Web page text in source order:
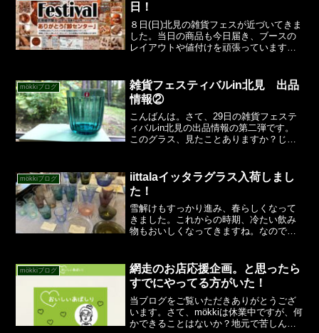
日！
８日(日)北見の雑貨フェスが近づいてきま
した。当日の商品も今日届き、ブースの
レイアウトや値付けを頑張っています。
年で閉鎖の為、この場所での開催は最後
となります。来年以降...
mökkiブログ
雑貨フェスティバルin北見 出品
情報②
こんばんは。さて、29日の雑貨フェステ
ィバルin北見の出品情報の第二弾です。
このグラス、見たことありますか？じつ
プルを見てひとめぼれ。なんとか3色ゲ
ッ...
mökkiブログ
iittalaイッタラグラス入荷しまし
た！
雪解けもすっかり進み、春らしくなって
きました。これからの時期、冷たい飲み
物もおいしくなってきますね。なので毎
カルティオ、アイノアアルトは今年も。
涼しげなブルー系を中心に...
mökkiブログ
網走のお店応援企画。と思ったら
すでにやってる方がいた！
当ブログをご覧いただきありがとうござ
います。さて、mökkiは休業中ですが、何
かできることはないか？地元で苦しんで